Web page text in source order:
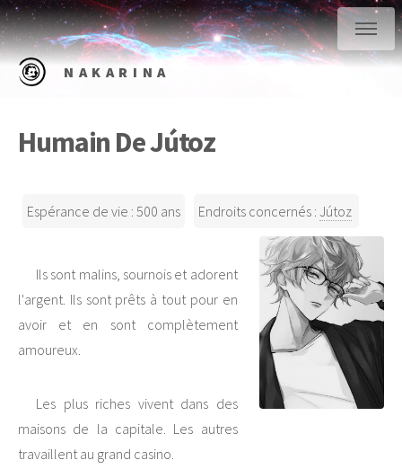
NAKARINA
Humain De Jútoz
Espérance de vie : 500 ans Endroits concernés : Jútoz
Ils sont malins, sournois et adorent
l'argent. Ils sont prêts à tout pour en
avoir et en sont complètement
amoureux.
Les plus riches vivent dans des
maisons de la capitale. Les autres
travaillent au grand casino.